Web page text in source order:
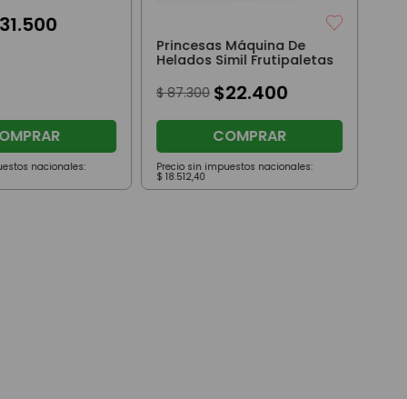
31.500
nacionales:
Princesas Máquina De
Helados Simil Frutipaletas
$ 87.300 $22.400
COMPRAR
Precio sin impuestos nacionales:
$ 18.512,40